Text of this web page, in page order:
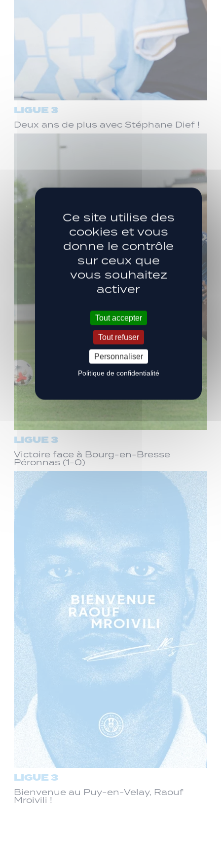
LIGUE 3
Deux ans de plus avec Stéphane Dief !
LIGUE 3
Victoire face à Bourg-en-Bresse
Péronnas (1-0)
LIGUE 3
Bienvenue au Puy-en-Velay, Raouf
Mroivili !
Ce site utilise des
cookies et vous
donne le contrôle
sur ceux que
vous souhaitez
activer
Tout accepter
Tout refuser
Personnaliser
Politique de confidentialité